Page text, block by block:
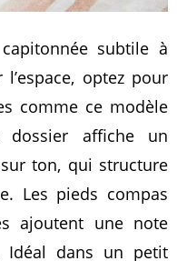
subtile à
optez pour
comme ce modèle
affiche un
ton, qui structure
Les pieds compas
ajoutent une note
Idéal dans un petit